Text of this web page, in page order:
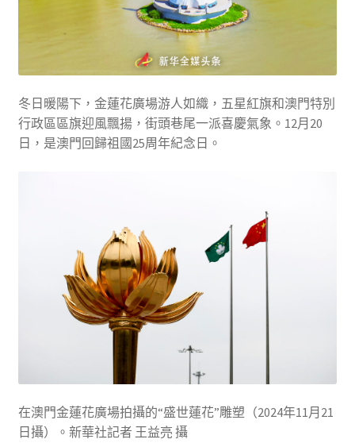
冬日暖陽下，金蓮花廣場游人如織，五星紅旗和澳門特別
行政區區旗迎風飄揚，街頭巷尾一派喜慶氣象。12月20
日，是澳門回歸祖國25周年紀念日。
在澳門金蓮花廣場拍攝的“盛世蓮花”雕塑（2024年11月21
日攝）。新華社記者 王益亮 攝